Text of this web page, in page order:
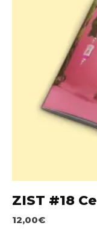
ZIST #18
12,00€